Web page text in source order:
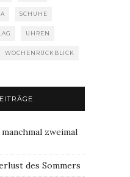
SCHUHE
UHREN
WOCHENRÜCKBLICK
zweimal
des Sommers